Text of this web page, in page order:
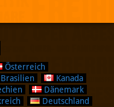
Österreich
Brasilien
Kanada
Dänemark
Deutschland